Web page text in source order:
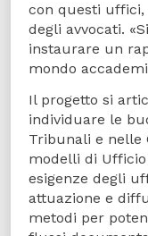
con questi uffici,
degli avvocati.
instaurare un
mondo
Il progetto si
individuare le
Tribunali e nelle
modelli di
esigenze degli
attuazione e
metodi per